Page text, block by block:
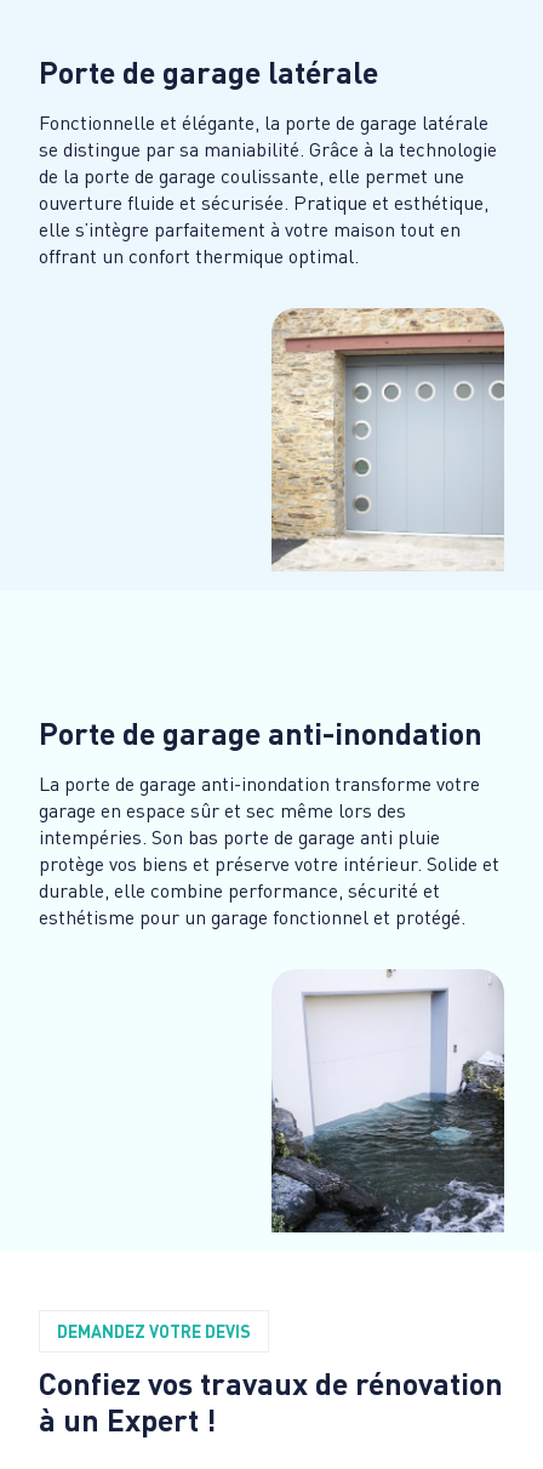
Porte de garage latérale
Fonctionnelle et élégante, la porte de garage latérale
se distingue par sa maniabilité. Grâce à la technologie
de la porte de garage coulissante, elle permet une
ouverture fluide et sécurisée. Pratique et esthétique,
elle s’intègre parfaitement à votre maison tout en
offrant un confort thermique optimal.
Porte de garage anti-inondation
La porte de garage anti-inondation transforme votre
garage en espace sûr et sec même lors des
intempéries. Son bas porte de garage anti pluie
protège vos biens et préserve votre intérieur. Solide et
durable, elle combine performance, sécurité et
esthétisme pour un garage fonctionnel et protégé.
DEMANDEZ VOTRE DEVIS
Confiez vos travaux de rénovation
à un Expert !